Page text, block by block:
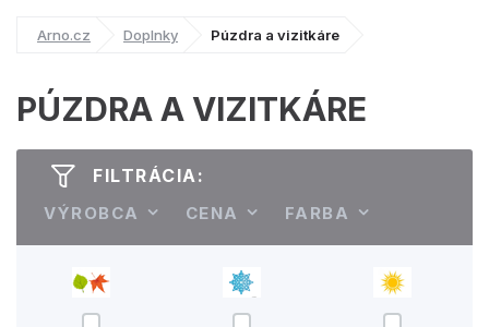
Arno.cz Doplnky Púzdra a vizitkáre
PÚZDRA A VIZITKÁRE
FILTRÁCIA:
VÝROBCA CENA FARBA